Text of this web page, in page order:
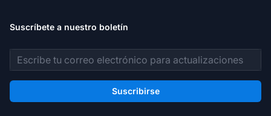
Suscríbete a nuestro boletín
Dirección de correo electrónico
Suscribirse